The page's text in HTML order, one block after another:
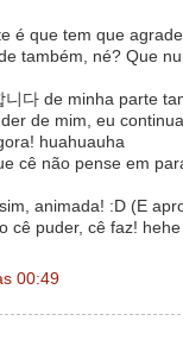
é que tem que
também, né? Que
니다 de minha parte
de mim, eu
huahuauha
cê não pense em
animada! :D (E
cê puder, cê faz!
00:49